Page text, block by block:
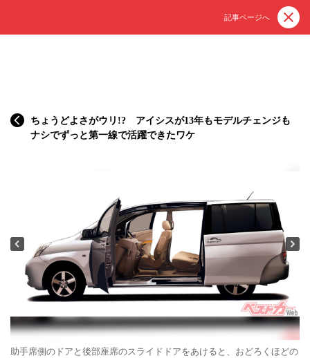
記事ページへ
ちょうどよさがウリ!? アイシスが13年もモデルチェンジも
ナシでずっと第一線で活躍できたワケ
助手席側のドアと後部座席のスライドドアをあけると、おどろくほどの